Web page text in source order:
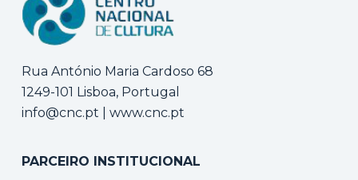
Rua António Maria Cardoso 68
1249-101 Lisboa, Portugal
info@cnc.pt
www.cnc.pt
PARCEIRO INSTITUCIONAL